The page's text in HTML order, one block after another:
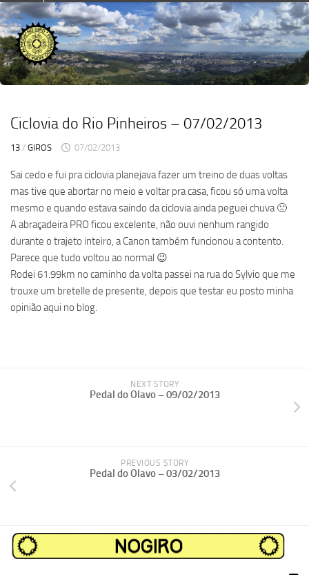
Skip
to
content
Ciclovia do Rio Pinheiros – 07/02/2013
13 / GIROS 07/02/2013
Sai cedo e fui pra ciclovia planejava fazer um treino de duas voltas
mas tive que abortar no meio e voltar pra casa, ficou só uma volta
mesmo e quando estava saindo da ciclovia ainda peguei chuva 🙁
A abraçadeira PRO ficou excelente, não ouvi nenhum rangido
durante o trajeto inteiro, a Canon também funcionou a contento.
Parece que tudo voltou ao normal 😉
Rodei 61.99km no caminho da volta passei na rua do Sylvio que me
trouxe um bretelle de presente, depois que testar eu posto minha
opinião aqui no blog.
NEXT STORY
Pedal do Olavo – 09/02/2013
PREVIOUS STORY
Pedal do Olavo – 03/02/2013